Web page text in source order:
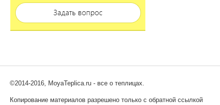
©2014-2016, MoyaTeplica.ru - все о теплицах.
Копирование материалов разрешено только с обратной ссылкой